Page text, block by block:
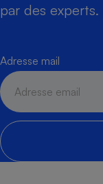
par des experts.
Adresse mail